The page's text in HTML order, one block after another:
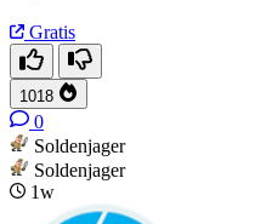
Gratis
1018
0
Soldenjager
Soldenjager
1w